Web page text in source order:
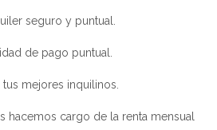
seguro y puntual.
de pago puntual.
mejores inquilinos.
de la renta mensual